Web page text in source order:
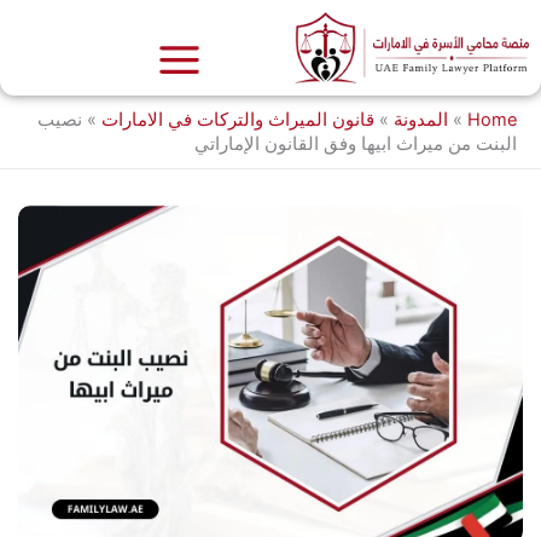
إلى
المحتوى
Home
» المدونة » قانون الميراث والتركات في الامارات » نصيب
البنت من ميراث ابيها وفق القانون الإماراتي